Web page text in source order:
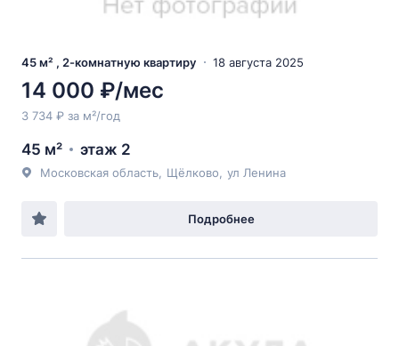
45 м² , 2-комнатную квартиру 18 августа 2025
14 000 ₽/мес
3 734 ₽ за м²/год
45 м² этаж 2
Московская область Щёлково ул Ленина
Подробнее